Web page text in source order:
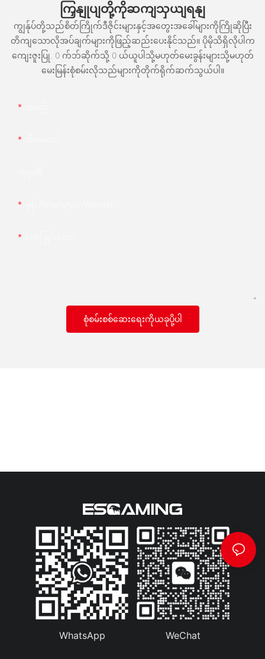
ကြှနျုပျတို့ကိုဆကျသှယျရနျ
ကျွန်ုပ်တို့သည်စိတ်ကြိုက်ဒီဇိုင်းများနှင့်အတွေးအခေါ်များကိုကြိုဆိုပြီး
တိကျသောလိုအပ်ချက်များကိုဖြည့်ဆည်းပေးနိုင်သည်။ ပိုမိုသိရှိလိုပါက
ကျေးဇူးပြု. 0 က်ဘ်ဆိုက်သို့ 0 ယ်ယူပါသို့မဟုတ်မေးခွန်းများသို့မဟုတ်
မေးမြန်းစုံစမ်းလိုသည်များကိုတိုက်ရိုက်ဆက်သွယ်ပါ။
စုံစမ်းစစ်ဆေးရေးကိုယခုပို့ပါ
WhatsApp WeChat